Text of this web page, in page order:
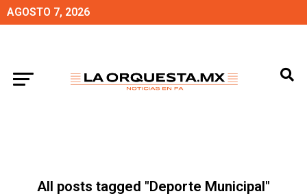
AGOSTO 7, 2026
All posts tagged "Deporte Municipal"